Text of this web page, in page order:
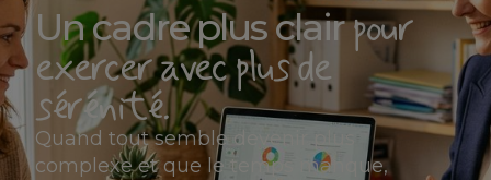
Un cadre plus clairpour
exercer avec plus de
sérénité.
Quand tout semble devenir plus
complexe et que le temps manque,